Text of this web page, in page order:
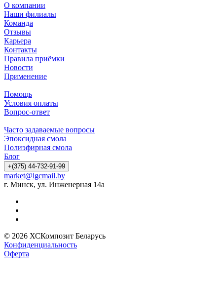
О компании
Наши филиалы
Команда
Отзывы
Карьера
Контакты
Правила приёмки
Новости
Применение
Помощь
Условия оплаты
Вопрос-ответ
Часто задаваемые вопросы
Эпоксидная смола
Полиэфирная смола
Блог
+(375) 44-732-91-99
market@igcmail.by
г. Минск, ул. Инженерная 14а
© 2026 ХСКомпозит Беларусь
Конфиденциальность
Оферта